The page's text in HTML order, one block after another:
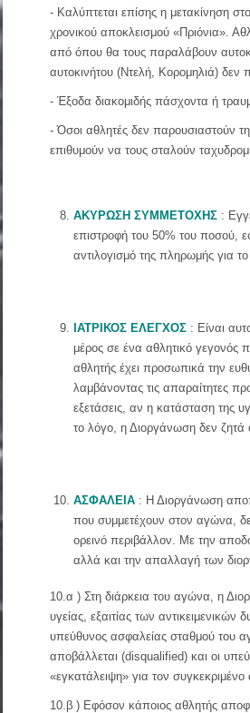
- Καλύπτεται επίσης η μετακίνηση
χρονικού αποκλεισμού «Πριόνια».
από όπου θα τους παραλάβουν
αυτοκινήτου (Ντελή, Κορομηλιά) δεν
- Έξοδα διακομιδής πάσχοντα ή
- Όσοι αθλητές δεν παρουσιαστούν
επιθυμούν να τους σταλούν
ΑΚΥΡΩΣΗ ΣΥΜΜΕΤΟΧΗΣ :
επιστροφή του 50% του ποσού,
αντιλογισμό της πληρωμής για
ΙΑΤΡΙΚΟΣ ΕΛΕΓΧΟΣ : Είναι
μέρος σε ένα αθλητικό γεγονός
αθλητής έχει προσωπικά την
λαμβάνοντας τις απαραίτητες
εξετάσεις, αν η κατάσταση της
το λόγο, η Διοργάνωση δεν ζητά
ΑΣΦΑΛΕΙΑ : Η Διοργάνωση
που συμμετέχουν στον αγώνα,
ορεινό περιβάλλον. Με την
αλλά και την απαλλαγή των
10.α ) Στη διάρκεια του αγώνα, η
υγείας, εξαιτίας των
υπεύθυνος ασφαλείας σταθμού του
αποβάλλεται (disqualified) και οι
«εγκατάλειψη» για τον συγκεκριμένο
10.β ) Εφόσον κάποιος αθλητής